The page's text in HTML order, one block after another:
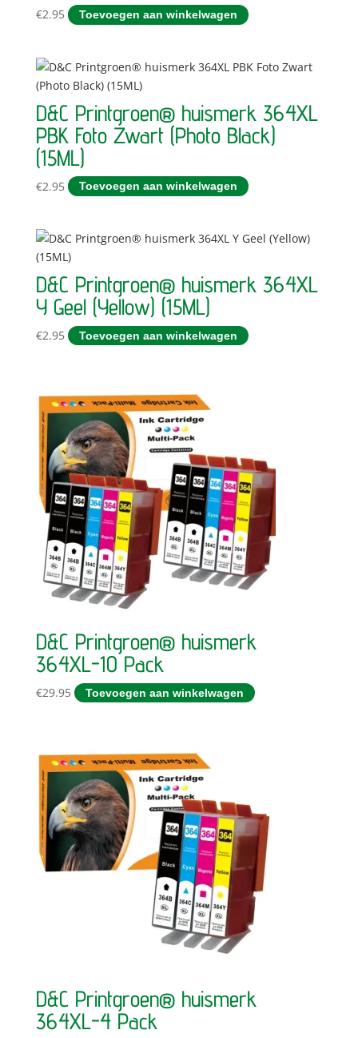
€2.95 Toevoegen aan winkelwagen
D&C Printgroen® huismerk 364XL
PBK Foto Zwart (Photo Black)
(15ML)
€2.95 Toevoegen aan winkelwagen
D&C Printgroen® huismerk 364XL
Y Geel (Yellow) (15ML)
€2.95 Toevoegen aan winkelwagen
D&C Printgroen® huismerk
364XL-10 Pack
€29.95 Toevoegen aan winkelwagen
D&C Printgroen® huismerk
364XL-4 Pack